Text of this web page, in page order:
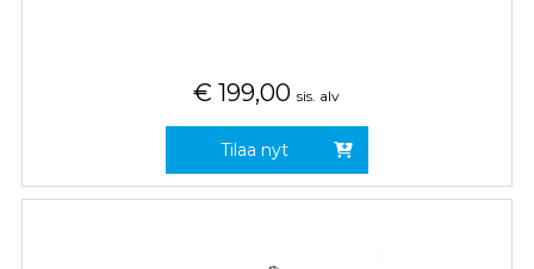
€ 199,00 sis. alv
Tilaa nyt